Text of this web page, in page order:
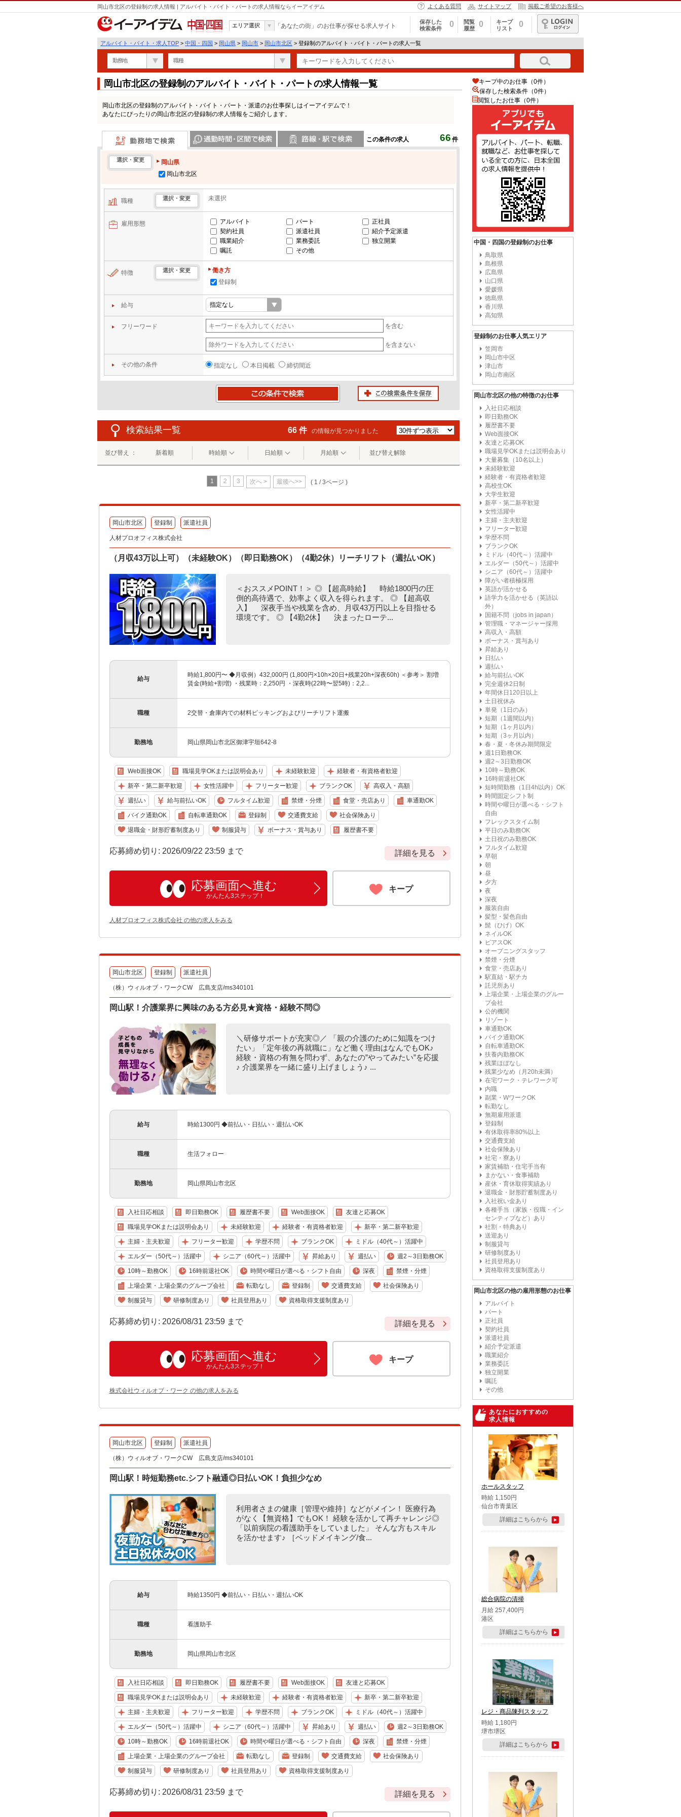
岡山市北区の登録制の求人情報 | アルバイト・バイト・パートの求人情報ならイーアイデム よくある質問 サイトマップ 掲載ご希望のお客様へ
中国・四国
エリア選択 「あなたの街」のお仕事が探せる求人サイト
保存した
検索条件
0
閲覧
履歴
0
キープ
リスト
0
ログイン
アルバイト・バイト・求人TOP > 中国・四国 > 岡山県 > 岡山市 > 岡山市北区 > 登録制のアルバイト・バイト・パートの求人一覧
勤務地 職種
岡山市北区の登録制のアルバイト・バイト・パートの求人情報一覧
岡山市北区の登録制のアルバイト・バイト・パート・派遣のお仕事探しはイーアイデムで！
あなたにぴったりの岡山市北区の登録制の求人情報をご紹介します。
この条件の求人 66 件
勤務地で検索
選択・変更
岡山県
岡山市北区
職種 選択・変更 未選択
雇用形態 アルバイト パート
正社員
契約社員
派遣社員
紹介予定派遣
職業紹介
業務委託
独立開業
嘱託
その他
特徴 選択・変更
働き方
登録制
給与
フリーワード を含む
を含まない
その他の条件 指定なし 本日掲載 締切間近
検索結果一覧 66 件 の情報が見つかりました
並び替え ： 新着順 時給順 日給順 月給順 並び替え解除
1 2 3 次へ > 最後へ>> ( 1 / 3ページ )
岡山市北区 登録制 派遣社員
人材プロオフィス株式会社
（月収43万以上可）（未経験OK）（即日勤務OK）（4勤2休）リーチリフト（週払いOK）
＜おススメPOINT！＞ ◎ 【超高時給】 時給1800円の圧
倒的高待遇で、効率よく収入を得られます。 ◎ 【超高収
入】 深夜手当や残業を含め、月収43万円以上を目指せる
環境です。 ◎ 【4勤2休】 決まったローテ...
給与
時給1,800円〜 ◆月収例）432,000円 (1,800円×10h×20日+残業20h+深夜60h) ＜参考＞ 割増
賃金(時給+割増) ・残業時：2,250円 ・深夜時(22時〜翌5時)：2,2...
職種 2交替・倉庫内での材料ピッキングおよびリーチリフト運搬
勤務地 岡山県岡山市北区御津宇垣642-8
Web面接OK 職場見学OKまたは説明会あり 未経験歓迎 経験者・有資格者歓迎
新卒・第二新卒歓迎 女性活躍中 フリーター歓迎 ブランクOK 高収入・高額
週払い 給与前払いOK フルタイム歓迎 禁煙・分煙 食堂・売店あり 車通勤OK
バイク通勤OK 自転車通勤OK 登録制 交通費支給 社会保険あり
退職金・財形貯蓄制度あり 制服貸与 ボーナス・賞与あり 履歴書不要
応募締め切り: 2026/09/22 23:59 まで 詳細を見る
応募画面へ進む
かんたん3ステップ！
キープ
人材プロオフィス株式会社 の他の求人をみる
岡山市北区 登録制 派遣社員
（株）ウィルオブ・ワークCW 広島支店/ms340101
岡山駅！介護業界に興味のある方必見★資格・経験不問◎
＼研修サポートが充実◎／ 「親の介護のために知識をつけ
たい」「定年後の再就職に」など働く理由はなんでもOK♪
経験・資格の有無を問わず、あなたの”やってみたい”を応援
♪ 介護業界を一緒に盛り上げましょう♪ ...
給与 時給1300円 ◆前払い・日払い・週払いOK
職種 生活フォロー
勤務地 岡山県岡山市北区
入社日応相談 即日勤務OK 履歴書不要 Web面接OK 友達と応募OK
職場見学OKまたは説明会あり 未経験歓迎 経験者・有資格者歓迎 新卒・第二新卒歓迎
主婦・主夫歓迎 フリーター歓迎 学歴不問 ブランクOK ミドル（40代～）活躍中
エルダー（50代～）活躍中 シニア（60代～）活躍中 昇給あり 週払い 週2～3日勤務OK
10時～勤務OK 16時前退社OK 時間や曜日が選べる・シフト自由 深夜 禁煙・分煙
上場企業・上場企業のグループ会社 転勤なし 登録制 交通費支給 社会保険あり
制服貸与 研修制度あり 社員登用あり 資格取得支援制度あり
応募締め切り: 2026/08/31 23:59 まで 詳細を見る
応募画面へ進む
かんたん3ステップ！
キープ
株式会社ウィルオブ・ワーク の他の求人をみる
岡山市北区 登録制 派遣社員
（株）ウィルオブ・ワークCW 広島支店/ms340101
岡山駅！時短勤務etc.シフト融通◎日払いOK！負担少なめ
利用者さまの健康［管理や維持］などがメイン！ 医療行為
がなく【無資格】でもOK！ 経験を活かして再チャレンジ◎
「以前病院の看護助手をしていました」 そんな方もスキル
を活かせます♪ ［ベッドメイキング/食...
給与 時給1350円 ◆前払い・日払い・週払いOK
職種 看護助手
勤務地 岡山県岡山市北区
入社日応相談 即日勤務OK 履歴書不要 Web面接OK 友達と応募OK
職場見学OKまたは説明会あり 未経験歓迎 経験者・有資格者歓迎 新卒・第二新卒歓迎
主婦・主夫歓迎 フリーター歓迎 学歴不問 ブランクOK ミドル（40代～）活躍中
エルダー（50代～）活躍中 シニア（60代～）活躍中 昇給あり 週払い 週2～3日勤務OK
10時～勤務OK 16時前退社OK 時間や曜日が選べる・シフト自由 深夜 禁煙・分煙
上場企業・上場企業のグループ会社 転勤なし 登録制 交通費支給 社会保険あり
制服貸与 研修制度あり 社員登用あり 資格取得支援制度あり
応募締め切り: 2026/08/31 23:59 まで 詳細を見る
キープ中のお仕事（0件）
保存した検索条件（0件）
閲覧したお仕事（0件）
中国・四国の登録制のお仕事
鳥取県
島根県
広島県
山口県
愛媛県
徳島県
香川県
高知県
登録制のお仕事人気エリア
笠岡市
岡山市中区
津山市
岡山市南区
岡山市北区の他の特徴のお仕事
入社日応相談
即日勤務OK
履歴書不要
Web面接OK
友達と応募OK
職場見学OKまたは説明会あり
大量募集（10名以上）
未経験歓迎
経験者・有資格者歓迎
高校生OK
大学生歓迎
新卒・第二新卒歓迎
女性活躍中
主婦・主夫歓迎
フリーター歓迎
学歴不問
ブランクOK
ミドル（40代～）活躍中
エルダー（50代～）活躍中
シニア（60代～）活躍中
障がい者積極採用
英語が活かせる
語学力を活かせる（英語以
外）
国籍不問（jobs in japan）
管理職・マネージャー採用
高収入・高額
ボーナス・賞与あり
昇給あり
日払い
週払い
給与前払いOK
完全週休2日制
年間休日120日以上
土日祝休み
単発（1日のみ）
短期（1週間以内）
短期（1ヶ月以内）
短期（3ヶ月以内）
春・夏・冬休み期間限定
週1日勤務OK
週2～3日勤務OK
10時～勤務OK
16時前退社OK
短時間勤務（1日4h以内）OK
時間固定シフト制
時間や曜日が選べる・シフト
自由
フレックスタイム制
平日のみ勤務OK
土日祝のみ勤務OK
フルタイム歓迎
早朝
朝
昼
夕方
夜
深夜
服装自由
髪型・髪色自由
髭（ひげ）OK
ネイルOK
ピアスOK
オープニングスタッフ
禁煙・分煙
食堂・売店あり
駅直結・駅チカ
託児所あり
上場企業・上場企業のグルー
プ会社
公的機関
リゾート
車通勤OK
バイク通勤OK
自転車通勤OK
扶養内勤務OK
残業ほぼなし
残業少なめ（月20h未満）
在宅ワーク・テレワーク可
内職
副業・WワークOK
転勤なし
無期雇用派遣
登録制
有休取得率80%以上
交通費支給
社会保険あり
社宅・寮あり
家賃補助・住宅手当有
まかない・食事補助
産休・育休取得実績あり
退職金・財形貯蓄制度あり
入社祝い金あり
各種手当（家族・役職・イン
センティブなど）あり
社割・特典あり
送迎あり
制服貸与
研修制度あり
社員登用あり
資格取得支援制度あり
岡山市北区の他の雇用形態のお仕事
アルバイト
パート
正社員
契約社員
派遣社員
紹介予定派遣
職業紹介
業務委託
独立開業
嘱託
その他
あなたにおすすめの
求人情報
ホールスタッフ
時給 1,150円
仙台市青葉区
詳細はこちらから
総合病院の清掃
月給 257,400円
港区
詳細はこちらから
レジ・商品陳列スタッフ
時給 1,180円
堺市堺区
詳細はこちらから